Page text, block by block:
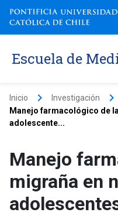
Escuela de
Inicio keyboard_arrow_right Investigación keyboard_arrow_right
Manejo farmacológico de
adolescente...
Manejo
migraña en